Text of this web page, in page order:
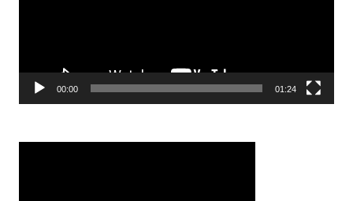
00:00 01:24